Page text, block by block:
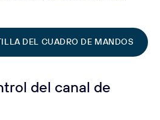
DEL CUADRO DE MANDOS
del canal de